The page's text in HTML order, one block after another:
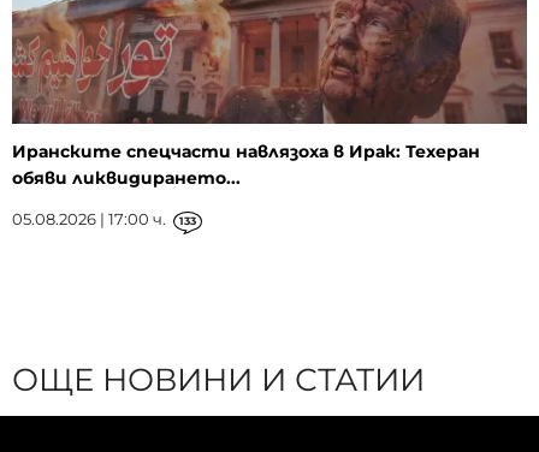
Иранските спецчасти навлязоха в Ирак: Техеран
обяви ликвидирането...
05.08.2026 | 17:00 ч. 133
ОЩЕ НОВИНИ И СТАТИИ